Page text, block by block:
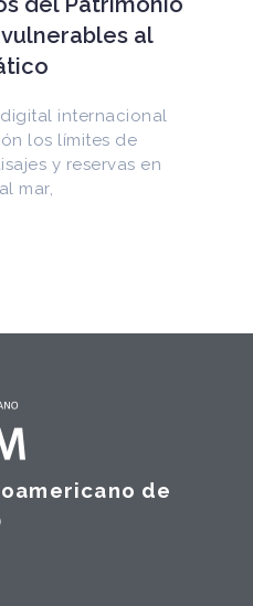
e Investigador
los Seminarios de
Publicó
de